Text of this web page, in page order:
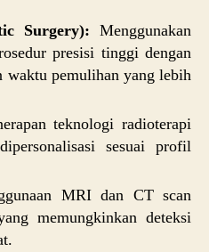
Surgery): Menggunakan
presisi tinggi dengan
waktu pemulihan yang lebih
teknologi radioterapi
sesuai profil
MRI dan CT scan
memungkinkan deteksi